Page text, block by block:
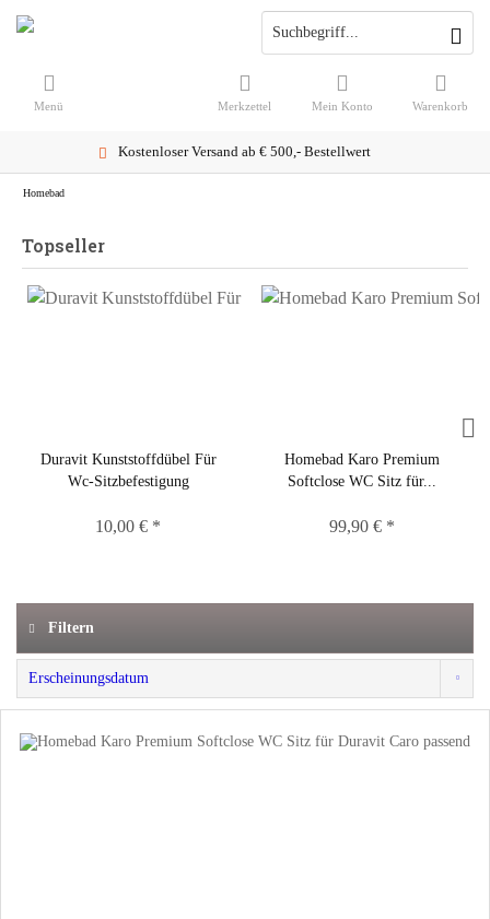
Kostenloser Versand ab € 500,- Bestellwert
Warenkorb
Merkzettel Mein Konto
Menü
Homebad
Topseller
Duravit Kunststoffdübel Für
Wc-Sitzbefestigung
10,00 € *
Homebad Karo Premium
Softclose WC Sitz für...
99,90 € *
Filtern